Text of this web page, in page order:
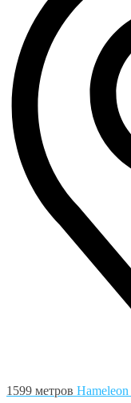
1599 метров Hameleon